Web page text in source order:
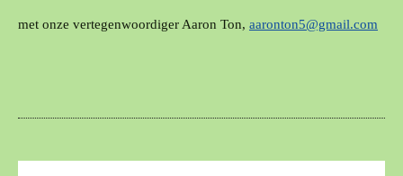
met onze vertegenwoordiger Aaron Ton, aaronton5@gmail.com